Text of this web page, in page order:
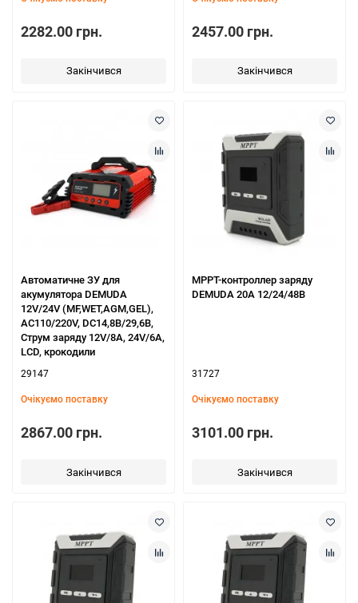
2282.00 грн.
Закінчився
2457.00 грн.
Закінчився
Автоматичне ЗУ для
акумулятора DEMUDA
12V/24V (MF,WET,AGM,GEL),
AC110/220V, DC14,8В/29,6В,
Струм заряду 12V/8A, 24V/6A,
LCD, крокодили
29147
Очікуємо поставку
2867.00 грн.
Закінчився
МРРТ-контроллер заряду
DEMUDA 20А 12/24/48В
31727
Очікуємо поставку
3101.00 грн.
Закінчився